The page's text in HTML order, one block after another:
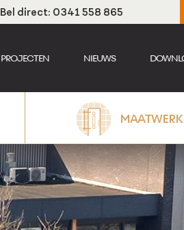
Bel direct: 0341 558 865
PROJECTEN NIEUWS